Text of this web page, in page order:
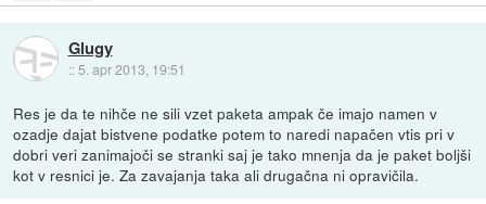
Glugy
:: 5. apr 2013, 19:51
Res je da te nihče ne sili vzet paketa ampak če imajo namen v
ozadje dajat bistvene podatke potem to naredi napačen vtis pri v
dobri veri zanimajoči se stranki saj je tako mnenja da je paket boljši
kot v resnici je. Za zavajanja taka ali drugačna ni opravičila.